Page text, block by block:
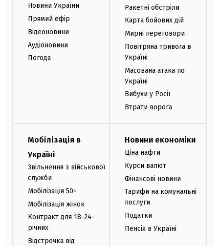
Новини України
Прямий ефір
Відеоновини
Аудіоновини
Погода
Ракетні обстріли
Карта бойових дій
Мирні переговори
Повітряна тривога в
Україні
Масована атака по
Україні
Вибухи у Росії
Втрати ворога
Мобілізація в
Україні
Звільнення з військової
служби
Мобілізація 50+
Мобілізація жінок
Контракт для 18-24-
річних
Відстрочка від
Новини економіки
Ціна нафти
Курси валют
Фінансові новини
Тарифи на комунальні
послуги
Податки
Пенсія в Україні